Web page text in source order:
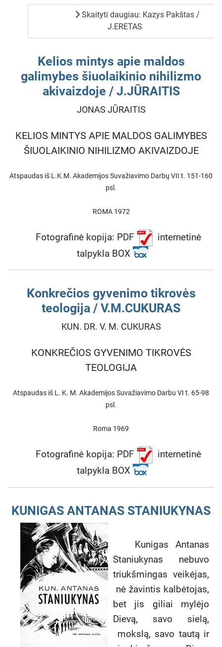
Skaityti daugiau: Kazys Pakštas /
J.ERETAS
Kelios mintys apie maldos
galimybes šiuolaikinio nihilizmo
akivaizdoje / J.JŪRAITIS
JONAS JŪRAITIS
KELIOS MINTYS APIE MALDOS GALIMYBES
ŠIUOLAIKINIO NIHILIZMO AKIVAIZDOJE
Atspaudas iš L.K.M. Akademijos Suvažiavimo Darbų VII t. 151-160
psl.
ROMA 1972
Fotografinė kopija: PDF
internetinė
talpykla BOX
Konkrečios gyvenimo tikrovės
teologija / V.M.CUKURAS
KUN. DR. V. M. CUKURAS
KONKREČIOS GYVENIMO TIKROVĖS
TEOLOGIJA
Atspaudas iš L. K. M. Akademijos Suvažiavimo Darbu VI t. 65-98
psl.
Roma 1969
Fotografinė kopija: PDF
internetinė
talpykla BOX
KUNIGAS ANTANAS STANIUKYNAS
Kunigas Antanas
Staniukynas nebuvo
triukšmingas veikėjas,
nė žavintis kalbėtojas,
bet jis giliai mylėjo
Dievą, savo sielą,
mokslą, savo tautą ir